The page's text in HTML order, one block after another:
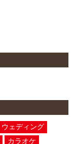
ウェディング
カラオケ